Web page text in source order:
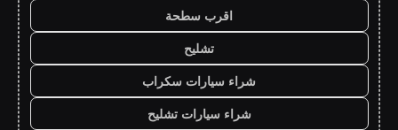
اقرب سطحة
تشليح
شراء سيارات سكراب
شراء سيارات تشليح